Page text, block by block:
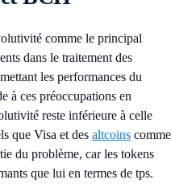
comme le principal
dans le traitement des
les performances du
à ces préoccupations en
reste inférieure à celle
que Visa et des altcoins comme
du problème, car les tokens
que lui en termes de tps.